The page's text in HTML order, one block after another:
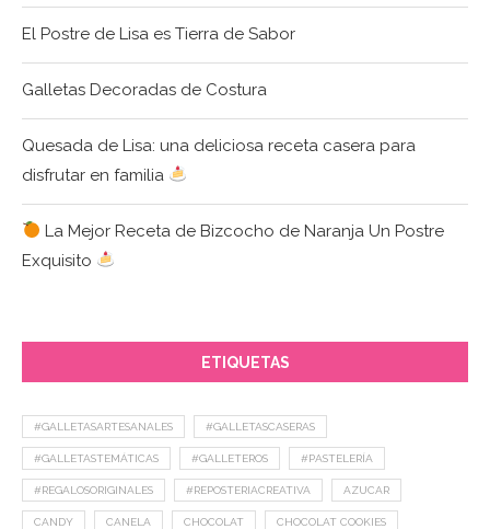
El Postre de Lisa es Tierra de Sabor
Galletas Decoradas de Costura
Quesada de Lisa: una deliciosa receta casera para
disfrutar en familia
La Mejor Receta de Bizcocho de Naranja Un Postre
Exquisito
ETIQUETAS
#GALLETASARTESANALES #GALLETASCASERAS
#GALLETASTEMÁTICAS #GALLETEROS #PASTELERÍA
#REGALOSORIGINALES #REPOSTERIACREATIVA AZUCAR
CANDY CANELA CHOCOLAT CHOCOLAT COOKIES